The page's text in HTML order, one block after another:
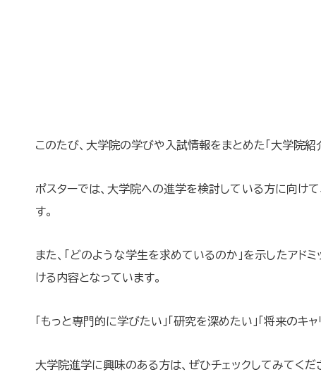
このたび、大学院の学びや入試情報をまとめた「大学院紹
ポスターでは、大学院への進学を検討している方に向け
す。
また、「どのような学生を求めているのか」を示したア
ける内容となっています。
「もっと専門的に学びたい」「研究を深めたい」「将来の
大学院進学に興味のある方は、ぜひチェックしてみてくだ